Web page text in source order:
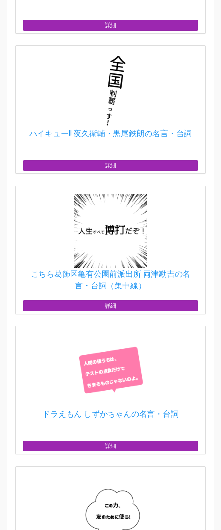
詳細
ハイキュー!! 夜久衛輔・黒尾鉄朗の名言・台詞
詳細
こちら葛飾区亀有公園前派出所 両津勘吉の名
言・台詞（集中線）
詳細
ドラえもん しずかちゃんの名言・台詞
詳細